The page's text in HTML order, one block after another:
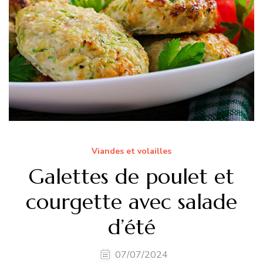
Viandes et volailles
Galettes de poulet et
courgette avec salade
d’été
07/07/2024